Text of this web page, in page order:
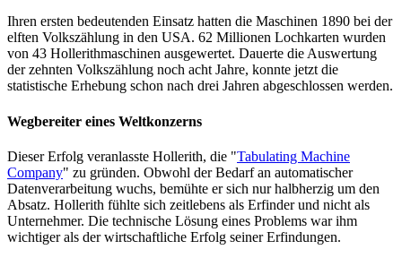
Ihren ersten bedeutenden Einsatz hatten die Maschinen 1890 bei der
elften Volkszählung in den USA. 62 Millionen Lochkarten wurden
von 43 Hollerithmaschinen ausgewertet. Dauerte die Auswertung
der zehnten Volkszählung noch acht Jahre, konnte jetzt die
statistische Erhebung schon nach drei Jahren abgeschlossen werden.
Wegbereiter eines Weltkonzerns
Dieser Erfolg veranlasste Hollerith, die "Tabulating Machine
Company" zu gründen. Obwohl der Bedarf an automatischer
Datenverarbeitung wuchs, bemühte er sich nur halbherzig um den
Absatz. Hollerith fühlte sich zeitlebens als Erfinder und nicht als
Unternehmer. Die technische Lösung eines Problems war ihm
wichtiger als der wirtschaftliche Erfolg seiner Erfindungen.